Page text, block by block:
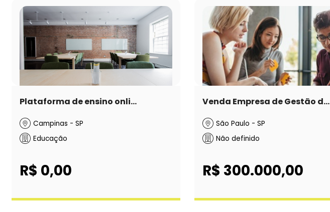
Plataforma de ensino onli...
Campinas - SP
Educação
R$ 0,00
Venda Empresa de Gestão d...
São Paulo - SP
Não definido
R$ 300.000,00